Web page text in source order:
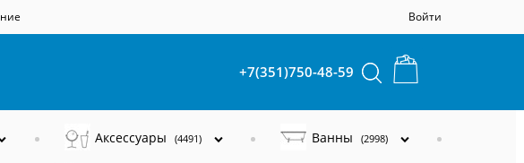
Войти
+7(351)750-48-59
Аксессуары (4491) Ванны (2998)